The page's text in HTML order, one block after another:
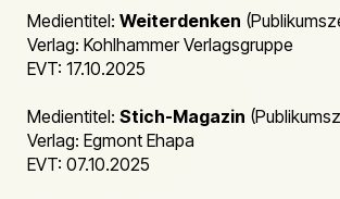
Medientitel: Weiterdenken
Verlag: Kohlhammer Verlagsgruppe
EVT: 17.10.2025
Medientitel: Stich-Magazin
Verlag: Egmont Ehapa
EVT: 07.10.2025